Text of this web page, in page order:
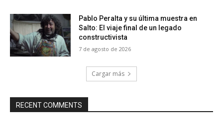
Pablo Peralta y su última muestra en
Salto: El viaje final de un legado
constructivista
7 de agosto de 2026
Cargar más
RECENT COMMENTS